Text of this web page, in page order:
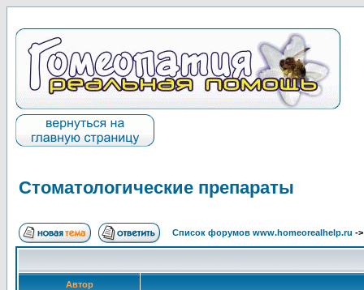
Стоматологические препараты
Список форумов www.homeorealhelp.ru -
Автор